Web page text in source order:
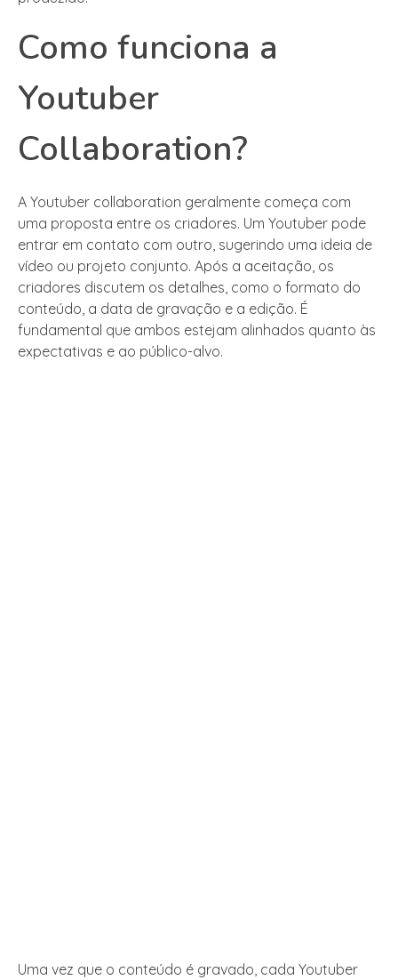
Como funciona a
Youtuber
Collaboration?
A Youtuber collaboration geralmente começa com
uma proposta entre os criadores. Um Youtuber pode
entrar em contato com outro, sugerindo uma ideia de
vídeo ou projeto conjunto. Após a aceitação, os
criadores discutem os detalhes, como o formato do
conteúdo, a data de gravação e a edição. É
fundamental que ambos estejam alinhados quanto às
expectativas e ao público-alvo.
Uma vez que o conteúdo é gravado, cada Youtuber